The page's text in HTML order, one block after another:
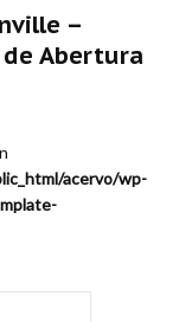
–
Abertura
acervo/wp-